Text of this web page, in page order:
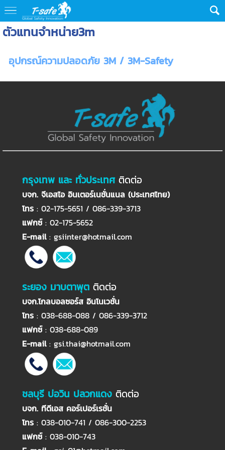
ตัวแทนจำหน่าย3m
อุปกรณ์ความปลอดภัย 3M / 3M-Safety
กรุงเทพ และ ทั่วประเทศ ติดต่อ
บจก. จีเอสไอ อินเตอร์เนชั่นแนล (ประเทศไทย)
โทร : 02-175-5651 / 086-339-3713
แฟกซ์: 02-175-5652
E-mail: gsiinter@hotmail.com
ระยอง มาบตาพุต ติดต่อ
บจก.โกลบอลซอร์ส อินโนเวชั่น
โทร : 038-688-088 / 086-339-3712
แฟกซ์: 038-688-089
E-mail: gsi.thai@hotmail.com
ชลบุรี บ่อวิน ปลวกแดง ติดต่อ
บจก. ทีดีเอส คอร์เปอร์เรชั่น
โทร : 038-010-741 / 086-300-2253
แฟกซ์: 038-010-743